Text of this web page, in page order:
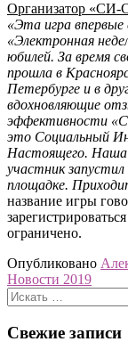
Организатор «СИ-
«Эта игра впервые
«Электронная
юбилей. За время
прошла в
Петербурге и в
вдохновляющие
эффективности
это Социальный
Настоящего. Наша
участник
площадке.
название игры
ограничено.
Опубликовано
Новости 2019
Свежие записи